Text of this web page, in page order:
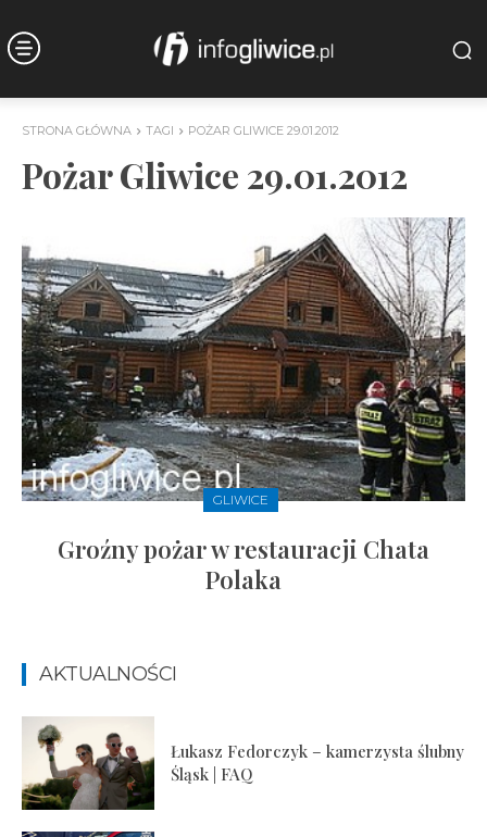
STRONA GŁÓWNA TAGI POŻAR GLIWICE 29.01.2012
Pożar Gliwice 29.01.2012
GLIWICE
Groźny pożar w restauracji Chata
Polaka
AKTUALNOŚCI
Łukasz Fedorczyk – kamerzysta ślubny
Śląsk | FAQ